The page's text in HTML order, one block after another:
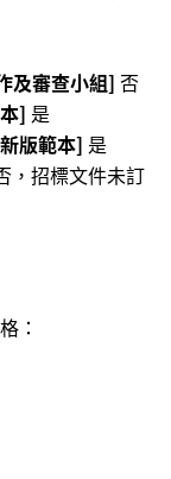
及審查小組] 否
] 是
版範本] 是
，招標文件未訂
：